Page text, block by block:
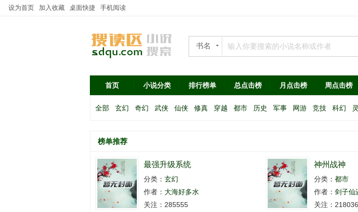
设为首页 加入收藏 桌面快捷 手机阅读
书名
首页 小说分类 排行榜单 总点击榜 月点击榜 周点击榜
全部 玄幻 奇幻 武侠 仙侠 修真 穿越 都市 历史 军事 网游 竞技 科幻
榜单推荐
最强升级系统
分类： 玄幻
作者： 大海好多水
关注：285555
神州战神
分类： 都市
作者： 剑子仙
关注：218036